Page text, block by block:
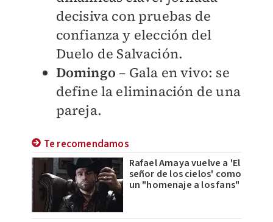
decisiva con pruebas de
confianza y elección del
Duelo de Salvación.
Domingo– Gala en vivo: se
define la eliminación de una
pareja.
Te recomendamos
Rafael Amaya vuelve a 'El
señor de los cielos' como
un "homenaje a los fans"